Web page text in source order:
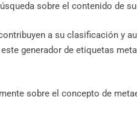
sobre el contenido de
a su clasificación y
generador de etiquetas
sobre el concepto de